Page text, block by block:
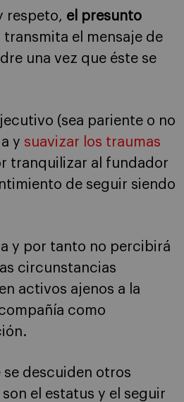
respeto, el presunto
el mensaje de
una vez que éste se
(sea pariente o no
y suavizar los traumas
tranquilizar al fundador
de seguir siendo
y por tanto no percibirá
circunstancias
activos ajenos a la
como
se descuiden otros
el estatus y el seguir